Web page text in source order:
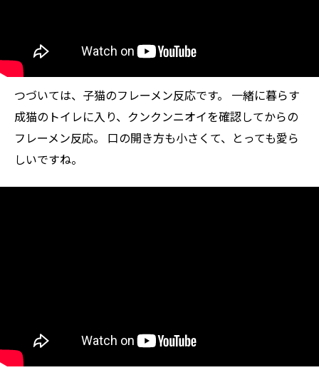
つづいては、子猫のフレーメン反応です。 一緒に暮らす
成猫のトイレに入り、クンクンニオイを確認してからの
フレーメン反応。 口の開き方も小さくて、とっても愛ら
しいですね。